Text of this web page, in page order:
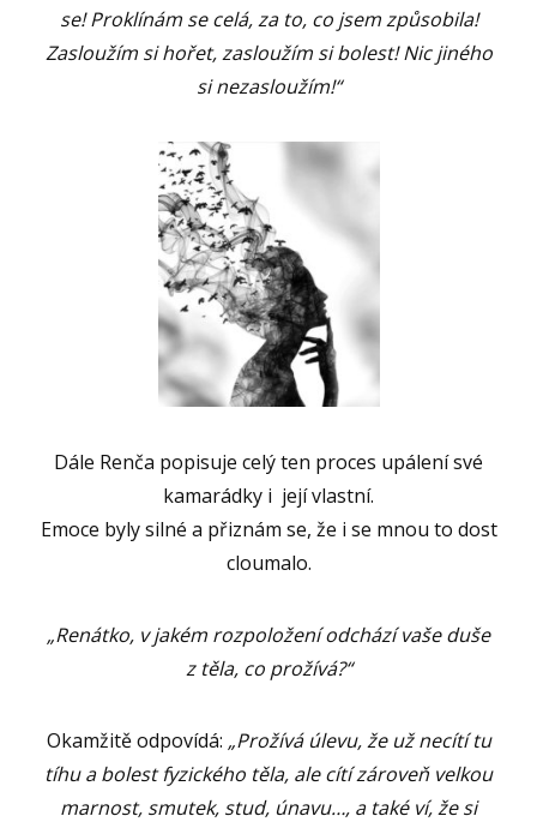
se! Proklínám se celá, za to, co jsem způsobila!
Zasloužím si hořet, zasloužím si bolest! Nic jiného
si nezasloužím!“
Dále Renča popisuje celý ten proces upálení své
kamarádky i její vlastní.
Emoce byly silné a přiznám se, že i se mnou to dost
cloumalo.
„Renátko, v jakém rozpoložení odchází vaše duše
z těla, co prožívá?“
Okamžitě odpovídá: „Prožívá úlevu, že už necítí tu
tíhu a bolest fyzického těla, ale cítí zároveň velkou
marnost, smutek, stud, únavu…, a také ví, že si